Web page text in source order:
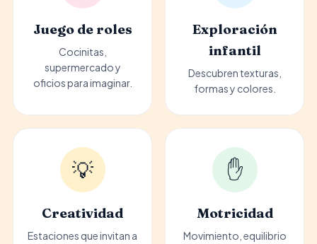
Juego de roles
Cocinitas,
supermercado y
oficios para imaginar.
Exploración
infantil
Descubren texturas,
formas y colores.
💡
Creatividad
Estaciones que invitan a
✋
Motricidad
Movimiento, equilibrio